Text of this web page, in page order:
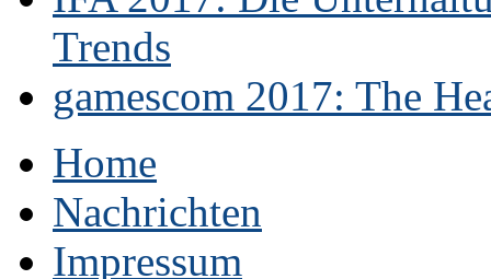
Trends
gamescom 2017: The
Home
Nachrichten
Impressum